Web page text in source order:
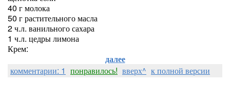
40 г молока
50 г растительного масла
2 ч.л. ванильного сахара
1 ч.л. цедры лимона
Крем:
далее
комментарии: 1 понравилось! вверх^ к полной версии